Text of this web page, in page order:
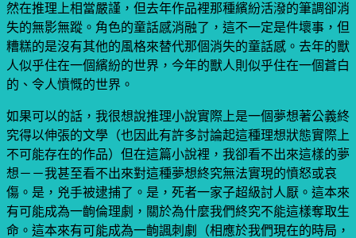
然在推理上相當嚴謹，但去年作品裡那種繽紛活潑的筆調卻消
失的無影無蹤。角色的童話感消融了，這不一定是件壞事，但
糟糕的是沒有其他的風格來替代那個消失的童話感。去年的獸
人似乎住在一個繽紛的世界，今年的獸人則似乎住在一個蒼白
的、令人憤慨的世界。
如果可以的話，我很想說推理小說實際上是一個夢想著公義終
究得以伸張的文學（也因此有許多討論起這種理想狀態實際上
不可能存在的作品）但在這篇小說裡，我卻看不出來這樣的夢
想－－我甚至看不出來對這種夢想終究無法實現的憤怒或哀
傷。是，兇手被逮捕了。是，死者一家子超級討人厭。這本來
有可能成為一齣倫理劇，關於為什麼我們終究不能這樣奪取生
命。這本來有可能成為一齣諷刺劇（相應於我們現在的時局，